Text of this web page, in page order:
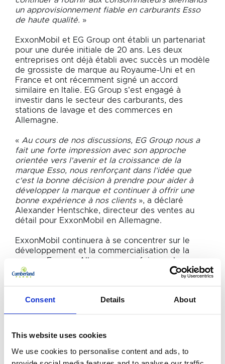
Consent Details About
This website uses cookies
We use cookies to personalise content and ads, to
un approvisionnement fiable en carburants Esso
de haute qualité. »
ExxonMobil et EG Group ont établi un partenariat
pour une durée initiale de 20 ans. Les deux
entreprises ont déjà établi avec succès un modèle
de grossiste de marque au Royaume-Uni et en
France et ont récemment signé un accord
similaire en Italie. EG Group s'est engagé à
investir dans le secteur des carburants, des
stations de lavage et des commerces en
Allemagne.
« Au cours de nos discussions, EG Group nous a
fait une forte impression avec son approche
orientée vers l'avenir et la croissance de la
marque Esso, nous renforçant dans l'idée que
c'est la bonne décision à prendre pour aider à
développer la marque et continuer à offrir une
bonne expérience à nos clients », a déclaré
Alexander Hentschke, directeur des ventes au
détail pour ExxonMobil en Allemagne.
ExxonMobil continuera à se concentrer sur le
développement et la commercialisation de la
marque Esso en Allemagne une fois que la
conversion au modèle de grossiste de marque
assumera toutes les responsabilités associées à
nous associer à ExxonMobil en Allemagne et de
collaborer avec Esso, ainsi qu'avec les locataires